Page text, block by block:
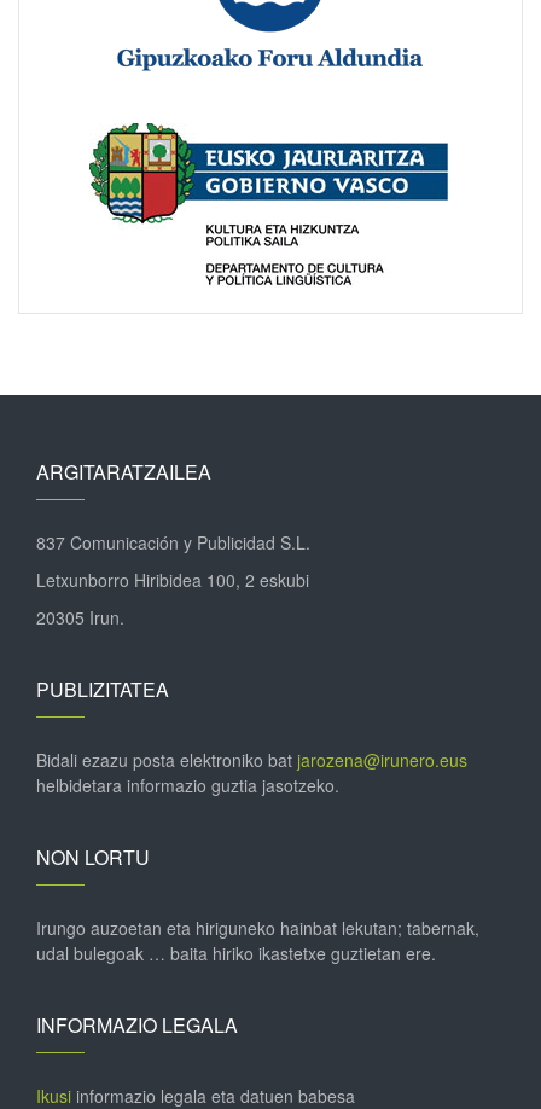
ARGITARATZAILEA
837 Comunicación y Publicidad S.L.
Letxunborro Hiribidea 100, 2 eskubi
20305 Irun.
PUBLIZITATEA
Bidali ezazu posta elektroniko bat jarozena@irunero.eus
helbidetara informazio guztia jasotzeko.
NON LORTU
Irungo auzoetan eta hiriguneko hainbat lekutan; tabernak,
udal bulegoak … baita hiriko ikastetxe guztietan ere.
INFORMAZIO LEGALA
Ikusi informazio legala eta datuen babesa